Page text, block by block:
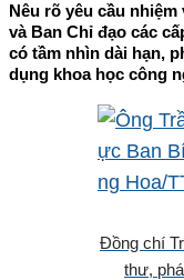
Nêu rõ yêu cầu nhiệm
và Ban Chỉ đạo các
có tầm nhìn dài hạn,
dụng khoa học công
Đồng chí
thư,